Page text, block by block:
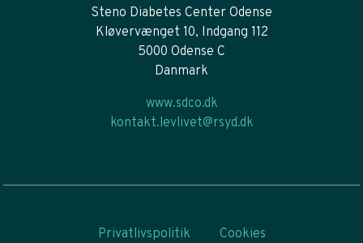
Steno Diabetes Center Odense
Kløvervænget 10, Indgang 112
5000 Odense C
Danmark
www.sdco.dk
kontakt.levlivet@rsyd.dk
Privatlivspolitik Cookies